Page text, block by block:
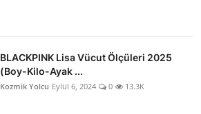
BLACKPINK Lisa Vücut Ölçüleri 2025
(Boy-Kilo-Ayak ...
Kozmik Yolcu Eylül 6, 2024 0 13.3K